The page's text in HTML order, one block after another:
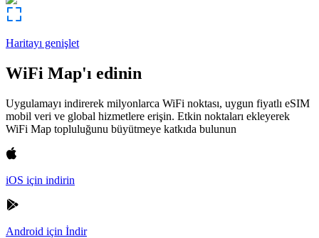
Haritayı genişlet
WiFi Map'ı edinin
Uygulamayı indirerek milyonlarca WiFi noktası, uygun fiyatlı eSIM
mobil veri ve global hizmetlere erişin. Etkin noktaları ekleyerek
WiFi Map topluluğunu büyütmeye katkıda bulunun
iOS için indirin
Android için İndir